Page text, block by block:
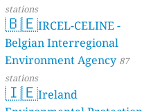
stations
🇧🇪IRCEL-CELINE -
Belgian Interregional
Environment Agency 87
stations
🇮🇪Ireland